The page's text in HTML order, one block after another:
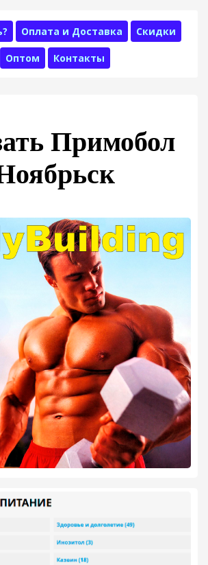
Оплата и Доставка Скидки
Оптом Контакты
Примобол